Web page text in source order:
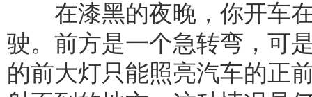
在漆黑的夜晚，你开车在
驶。前方是一个急转弯，可
的前大灯只能照亮汽车的正